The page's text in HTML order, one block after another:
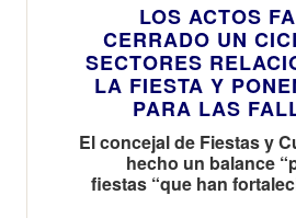
LOS ACTOS
CERRADO UN
SECTORES
LA FIESTA Y
PARA LAS
El concejal de Fiestas y
hecho un balance
fiestas “que han